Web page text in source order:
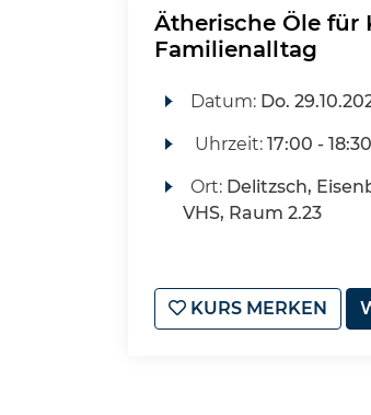
Ätherische Öle
Familienalltag
Datum: Do.
Uhrzeit: 17:00 -
Ort: Delitzsch,
VHS, Raum 2.23
KURS MERKEN